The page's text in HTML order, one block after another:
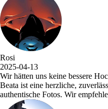
Rosi
2025-04-13
Wir hätten uns keine bessere
Beata ist eine herzliche,
authentische Fotos. Wir